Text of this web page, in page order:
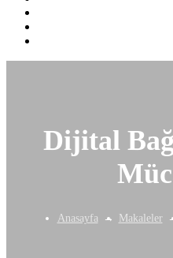
Dijital
Anasayfa Makaleler